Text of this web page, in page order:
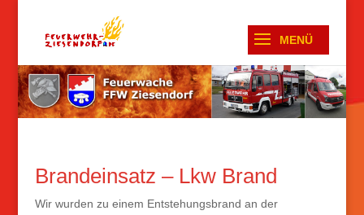
Brandeinsatz – Lkw Brand
Wir wurden zu einem Entstehungsbrand an der